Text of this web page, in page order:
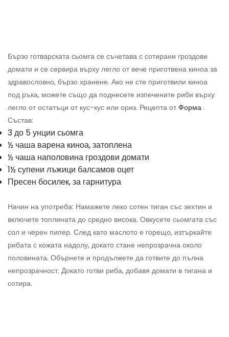
Бързо готварската сьомга се съчетава с сотирани гроздови
домати и се сервира върху легло от вече приготвена киноа за
здравословно, бързо хранене. Ако не сте приготвили киноа
под ръка, можете също да поднесете изпечените риби върху
легло от остатъци от кус-кус или ориз. Рецепта отФорма .
Състав:
3 до 5 унции сьомга
½ чаша варена киноа, затоплена
½ чаша наполовина гроздови домати
1½ супени лъжици балсамов оцет
Пресен босилек, за гарнитура
Начин на употреба: Намажете леко сотен тиган със зехтин и
включете топлината до средно висока. Овкусете сьомгата със
сол и черен пипер. След като маслото е горещо, изтъркайте
рибата с кожата надолу, докато стане непрозрачна около
половината. Обърнете и продължете да готвите до пълна
непрозрачност. Докато готви риба, добавя домати в тигана и
сотира.